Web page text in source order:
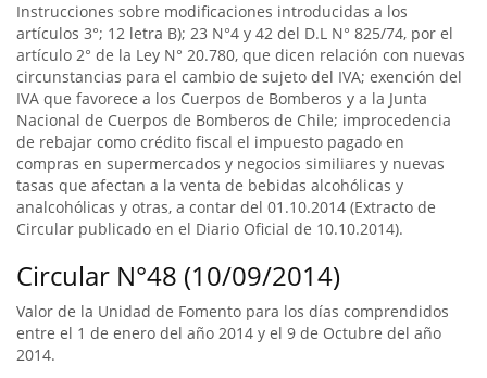
Instrucciones sobre modificaciones introducidas a los
artículos 3°; 12 letra B); 23 N°4 y 42 del D.L N° 825/74, por el
artículo 2° de la Ley N° 20.780, que dicen relación con nuevas
circunstancias para el cambio de sujeto del IVA; exención del
IVA que favorece a los Cuerpos de Bomberos y a la Junta
Nacional de Cuerpos de Bomberos de Chile; improcedencia
de rebajar como crédito fiscal el impuesto pagado en
compras en supermercados y negocios similiares y nuevas
tasas que afectan a la venta de bebidas alcohólicas y
analcohólicas y otras, a contar del 01.10.2014 (Extracto de
Circular publicado en el Diario Oficial de 10.10.2014).
Circular N°48 (10/09/2014)
Valor de la Unidad de Fomento para los días comprendidos
entre el 1 de enero del año 2014 y el 9 de Octubre del año
2014.